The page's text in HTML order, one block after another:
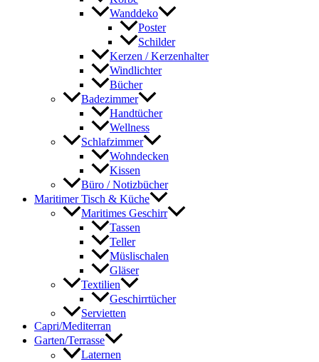
Wanddeko
Poster
Schilder
Kerzen / Kerzenhalter
Windlichter
Bücher
Badezimmer
Handtücher
Wellness
Schlafzimmer
Wohndecken
Kissen
Büro / Notizbücher
Maritimer Tisch & Küche
Maritimes Geschirr
Tassen
Teller
Müslischalen
Gläser
Textilien
Geschirrtücher
Servietten
Capri/Mediterran
Garten/Terrasse
Laternen